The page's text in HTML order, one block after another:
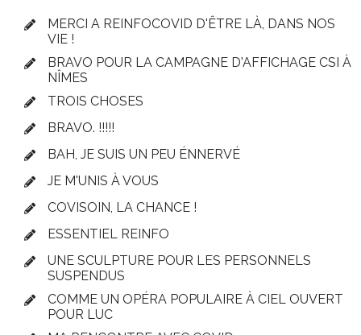
MERCI A REINFOCOVID D'ÊTRE LÀ, DANS NOS
VIE !
BRAVO POUR LA CAMPAGNE D'AFFICHAGE CSI À
NÎMES
TROIS CHOSES
BRAVO. !!!!!
BAH, JE SUIS UN PEU ÉNNERVÉ
JE M'UNIS À VOUS
COVISOIN, LA CHANCE !
ESSENTIEL REINFO
UNE SCULPTURE POUR LES PERSONNELS
SUSPENDUS
COMME UN OPÉRA POPULAIRE À CIEL OUVERT
POUR LUC